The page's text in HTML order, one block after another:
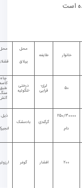
است
خانوار طایفه
محل
ییلاق
محل
قشلاق
قرایی
درختی
-تنگوئیه
چاه
کاسه-
طبق-
سنگ
آتش
250/30000
گرگندی بادمشک
ذیل و
انجیرک
افشار گوغر ارزوئیه